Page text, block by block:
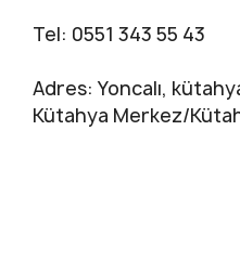
Tel: 0551 343 55 43
Adres: Yoncalı,
Kütahya Merkez/